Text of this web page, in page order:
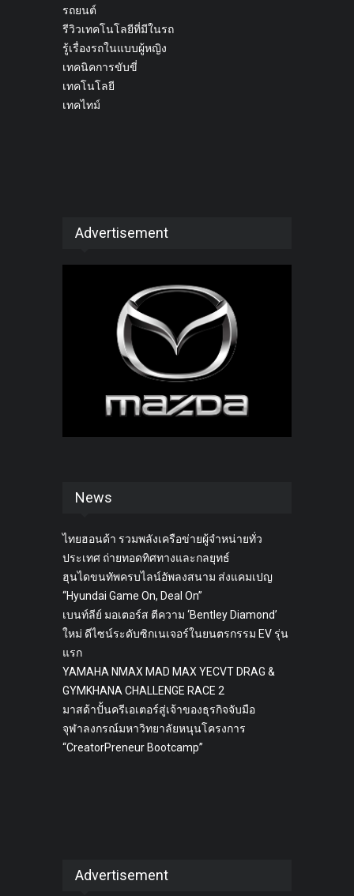
รถยนต์
รีวิวเทคโนโลยีที่มีในรถ
รู้เรื่องรถในแบบผู้หญิง
เทคนิคการขับขี่
เทคโนโลยี
เทคไทม์
Advertisement
News
ไทยฮอนด้า รวมพลังเครือข่ายผู้จำหน่ายทั่ว
ประเทศ ถ่ายทอดทิศทางและกลยุทธ์
ฮุนไดขนทัพครบไลน์อัพลงสนาม ส่งแคมเปญ
“Hyundai Game On, Deal On”
เบนท์ลีย์ มอเตอร์ส ตีความ ‘Bentley Diamond’
ใหม่ ดีไซน์ระดับซิกเนเจอร์ในยนตรกรรม EV รุ่น
แรก
YAMAHA NMAX MAD MAX YECVT DRAG &
GYMKHANA CHALLENGE RACE 2
มาสด้าปั้นครีเอเตอร์สู่เจ้าของธุรกิจจับมือ
จุฬาลงกรณ์มหาวิทยาลัยหนุนโครงการ
“CreatorPreneur Bootcamp”
Advertisement